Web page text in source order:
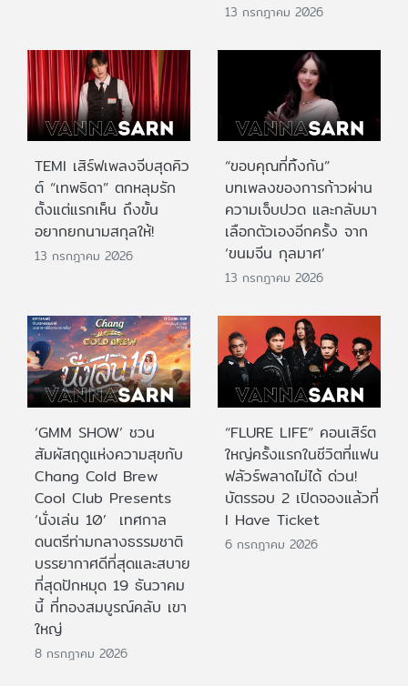
13 กรกฎาคม 2026
TEMI เสิร์ฟเพลงจีบสุดคิว
ต์ “เทพธิดา” ตกหลุมรัก
ตั้งแต่แรกเห็น ถึงขั้น
อยากยกนามสกุลให้!
13 กรกฎาคม 2026
“ขอบคุณที่ทิ้งกัน”
บทเพลงของการก้าวผ่าน
ความเจ็บปวด และกลับมา
เลือกตัวเองอีกครั้ง จาก
‘ขนมจีน กุลมาศ’
13 กรกฎาคม 2026
‘GMM SHOW’ ชวน
สัมผัสฤดูแห่งความสุขกับ
Chang Cold Brew
Cool Club Presents
‘นั่งเล่น 10’ เทศกาล
ดนตรีท่ามกลางธรรมชาติ
บรรยากาศดีที่สุดและสบาย
ที่สุดปักหมุด 19 ธันวาคม
นี้ ที่ทองสมบูรณ์คลับ เขา
ใหญ่
8 กรกฎาคม 2026
“FLURE LIFE” คอนเสิร์ต
ใหญ่ครั้งแรกในชีวิตที่แฟน
ฟลัวร์พลาดไม่ได้ ด่วน!
บัตรรอบ 2 เปิดจองแล้วที่
I Have Ticket
6 กรกฎาคม 2026